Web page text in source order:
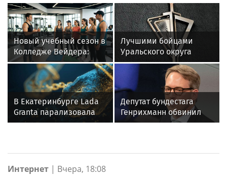
Новый учебный сезон в
Колледже Вейдера:
стартовали очные
программы подготовки
фитнес-тренеров и
специалистов
индустрии здоровья
Лучшими бойцами
Уральского округа
Росгвардии стали
военнослужащие
озерского соединения
по охране важных
государственных
объектов
В Екатеринбурге Lada
Granta парализовала
движение на
Депутат бундестага
Генрихманн обвинил
Россию в игре без
Интернет | Вчера, 18:08